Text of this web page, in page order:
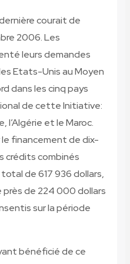
courait de
2006. Les
leurs demandes
Etats-Unis au Moyen
dans les cinq pays
de cette Initiative:
l’Algérie et le Maroc.
le financement de dix-
crédits combinés
de 617 936 dollars,
de 224 000 dollars
sur la période
bénéficié de ce